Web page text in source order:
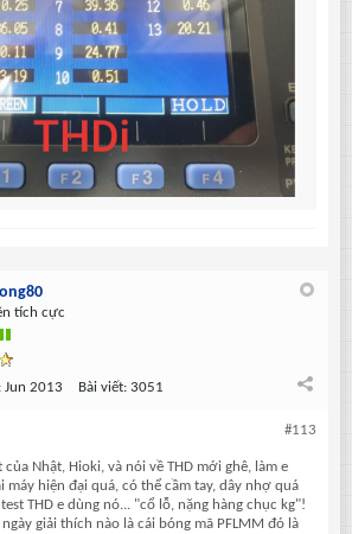
tích cực
Jun 2013 Bài viết: 3051
#113
Nhật, Hioki, và nói về THD mới ghê, làm e
máy hiện đại quá, có thể cầm tay, dây nhợ quá
THD e dùng nó... "cổ lỗ, nặng hàng chục kg"!
giải thích nào là cái bóng mã PFLMM đó là